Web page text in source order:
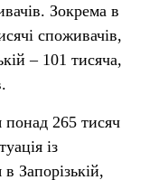
Зокрема в
споживачів,
– 101 тисяча,
понад 265 тисяч
із
в Запорізькій,